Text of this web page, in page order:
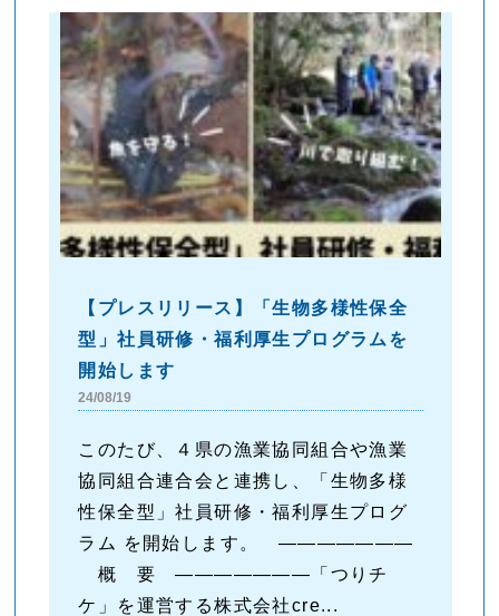
【プレスリリース】「生物多様性保全
型」社員研修・福利厚生プログラムを
開始します
24/08/19
このたび、４県の漁業協同組合や漁業
協同組合連合会と連携し、「生物多様
性保全型」社員研修・福利厚生プログ
ラム を開始します。 ―――――――
概 要 ―――――――「つりチ
ケ」を運営する株式会社cre...